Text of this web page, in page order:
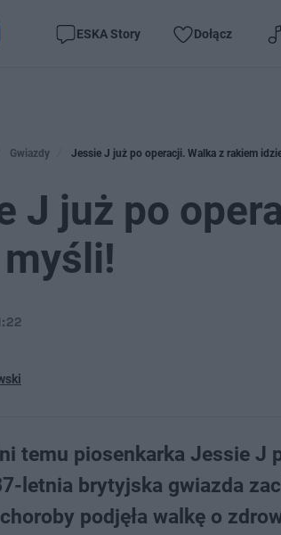
ESKA Story Dołącz
Gwiazdy Jessie J już po operacji. Walka z rakiem
J już po
temu piosenkarka Jessie J
letnia brytyjska gwiazda
podjęła walkę o